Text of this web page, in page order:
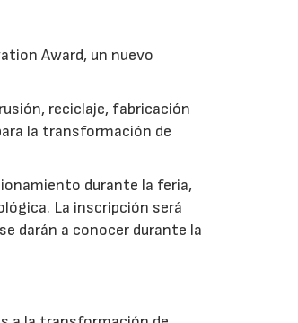
Award, un nuevo
reciclaje, fabricación
la transformación de
durante la feria,
La inscripción será
darán a conocer durante la